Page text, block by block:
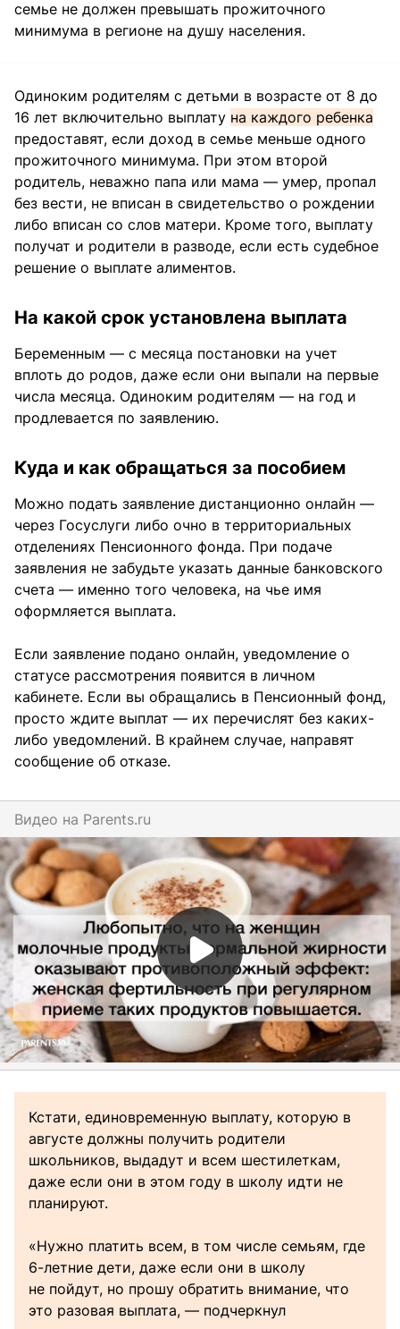
семье не должен превышать прожиточного
минимума в регионе на душу населения.
Одиноким родителям с детьми в возрасте от 8 до
16 лет включительно выплату на каждого ребенка
предоставят, если доход в семье меньше одного
прожиточного минимума. При этом второй
родитель, неважно папа или мама — умер, пропал
без вести, не вписан в свидетельство о рождении
либо вписан со слов матери. Кроме того, выплату
получат и родители в разводе, если есть судебное
решение о выплате алиментов.
На какой срок установлена выплата
Беременным — с месяца постановки на учет
вплоть до родов, даже если они выпали на первые
числа месяца. Одиноким родителям — на год и
продлевается по заявлению.
Куда и как обращаться за пособием
Можно подать заявление дистанционно онлайн —
через Госуслуги либо очно в территориальных
отделениях Пенсионного фонда. При подаче
заявления не забудьте указать данные банковского
счета — именно того человека, на чье имя
оформляется выплата.
Если заявление подано онлайн, уведомление о
статусе рассмотрения появится в личном
кабинете. Если вы обращались в Пенсионный фонд,
просто ждите выплат — их перечислят без каких-
либо уведомлений. В крайнем случае, направят
сообщение об отказе.
Видео на parents.ru
Кстати, единовременную выплату, которую в
августе должны получить родители
школьников, выдадут и всем шестилеткам,
даже если они в этом году в школу идти не
планируют.
«Нужно платить всем, в том числе семьям, где
6-летние дети, даже если они в школу
не пойдут, но прошу обратить внимание, что
это разовая выплата, — подчеркнул